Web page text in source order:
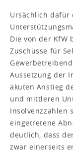
Ursächlich
Die von der KfW
Zuschüsse für
Aussetzung der
akuten Anstieg
und mittleren
Insolvenzzahlen
eingetretene
deutlich, dass
zwar einerseits